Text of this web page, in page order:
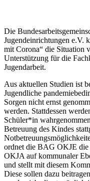
Die
Jugendeinrichtungen e.V.
mit Corona“ die Situation
Unterstützung für die
Jugendarbeit.
Aus aktuellen Studien ist
Jugendliche
Sorgen nicht ernst
werden. Stattdessen
Schüler*in
Betreuung des Kindes
ordnet die BAG OKJE
OKJA auf kommunaler
und stellt mit diesem
Diese sollen dazu